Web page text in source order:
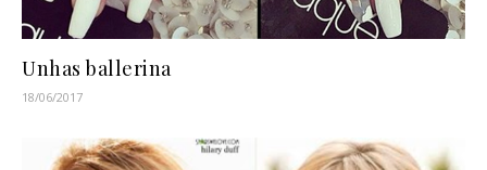
Unhas ballerina
18/06/2017